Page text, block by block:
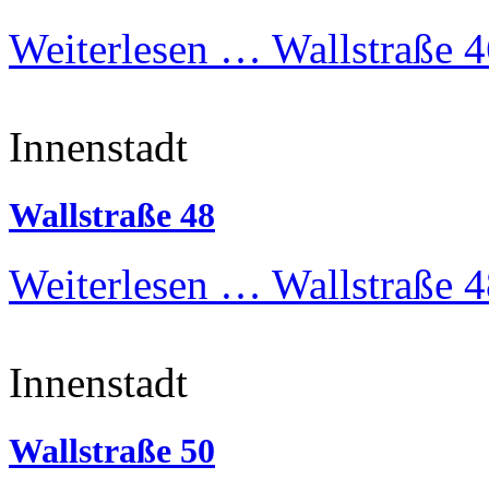
Weiterlesen … Wallstraße
Innenstadt
Wallstraße 48
Weiterlesen … Wallstraße
Innenstadt
Wallstraße 50